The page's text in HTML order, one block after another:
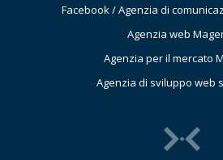
Facebook / Agenzia di
Agenzia web
Agenzia per il mercato
Agenzia di sviluppo web